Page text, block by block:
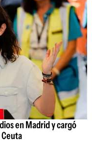
en Madrid y cargó